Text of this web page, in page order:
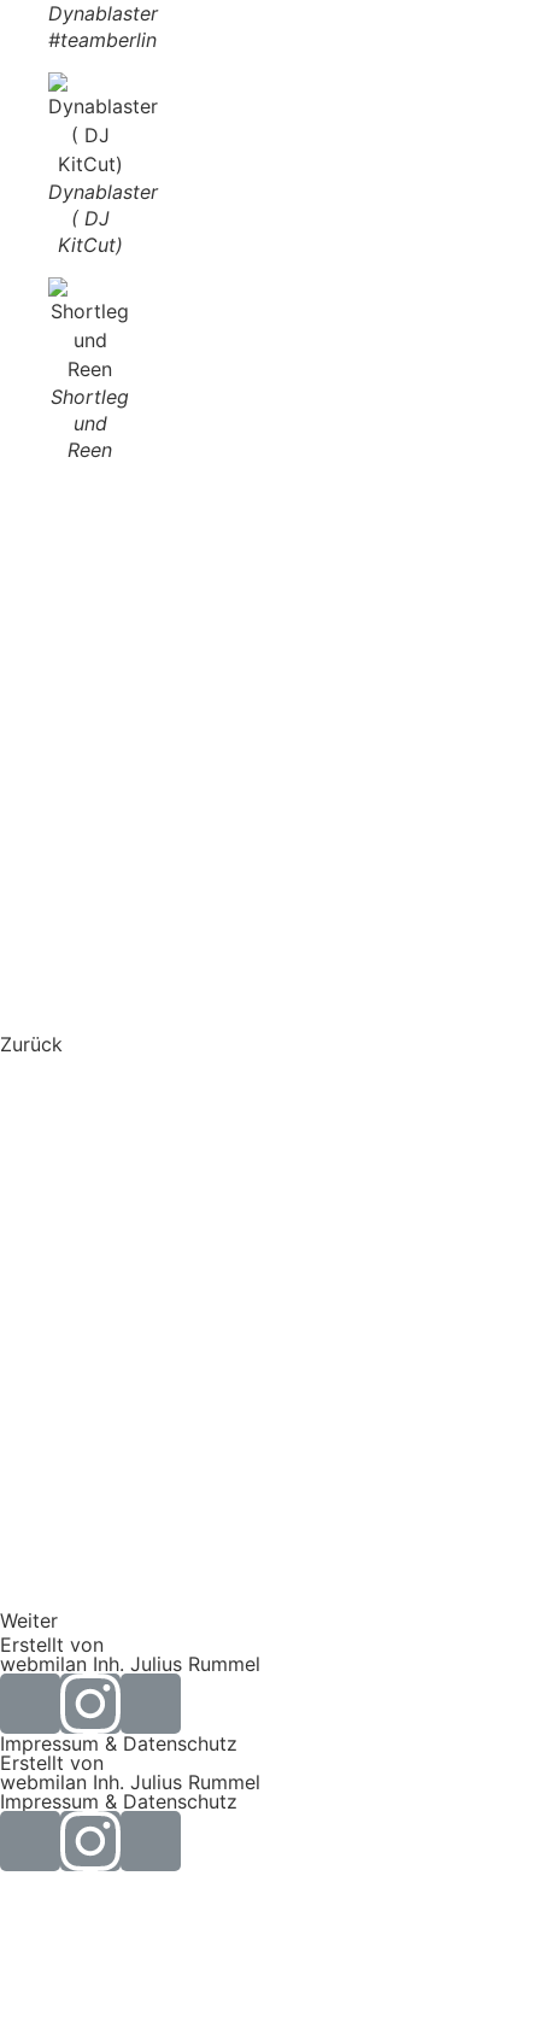
Dynablaster
#teamberlin
Dynablaster
( DJ
KitCut)
Shortleg
und
Reen
Zurück
Weiter
Erstellt von
webmilan Inh. Julius Rummel
Impressum & Datenschutz
Erstellt von
webmilan Inh. Julius Rummel
Impressum & Datenschutz